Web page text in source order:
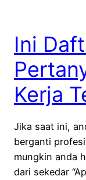
Ini
Kerja
Jika saat ini,
berganti
mungkin anda
dari sekedar